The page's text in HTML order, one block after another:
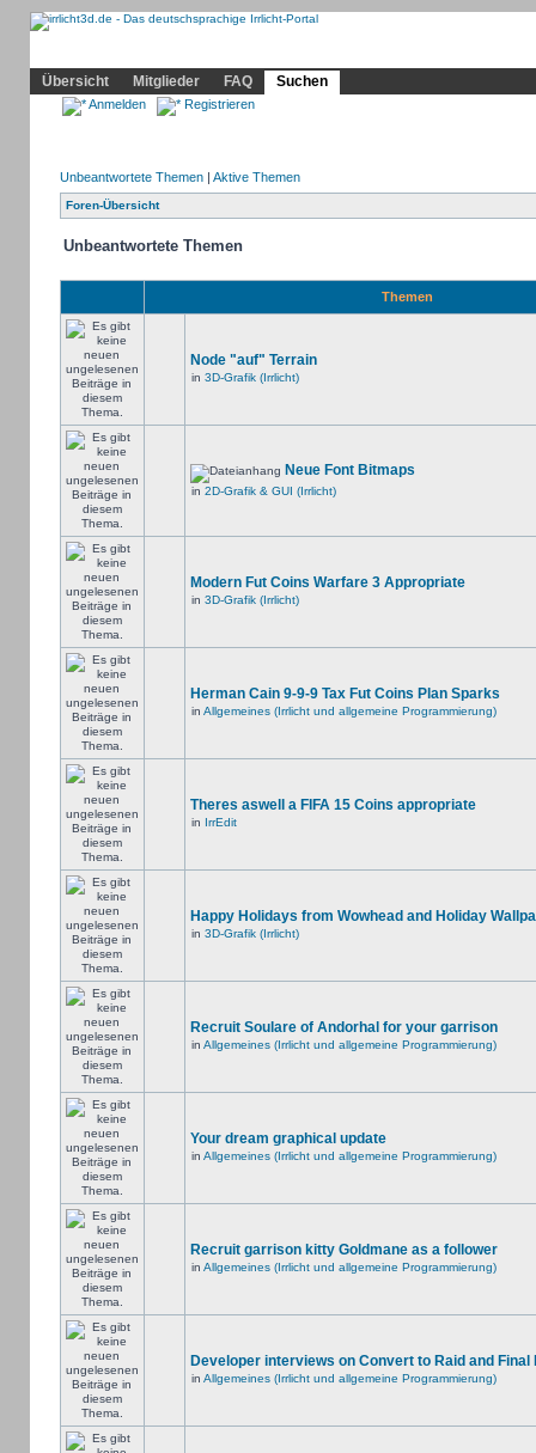
Übersicht
Mitglieder FAQ Suchen
Anmelden Registrieren
Unbeantwortete Themen| Aktive Themen
Foren-Übersicht
Unbeantwortete Themen
Themen
Node "auf" Terrain
in 3D-Grafik (Irrlicht)
Neue Font Bitmaps
in 2D-Grafik & GUI (Irrlicht)
Modern Fut Coins Warfare 3 Appropriate
in 3D-Grafik (Irrlicht)
Herman Cain 9-9-9 Tax Fut Coins Plan Sparks
in Allgemeines (Irrlicht und allgemeine Programmierung)
Theres aswell a FIFA 15 Coins appropriate
in IrrEdit
Happy Holidays from Wowhead and Holiday
in 3D-Grafik (Irrlicht)
Recruit Soulare of Andorhal for your garrison
in Allgemeines (Irrlicht und allgemeine Programmierung)
Your dream graphical update
in Allgemeines (Irrlicht und allgemeine Programmierung)
Recruit garrison kitty Goldmane as a follower
in Allgemeines (Irrlicht und allgemeine Programmierung)
Developer interviews on Convert to Raid and Final
in Allgemeines (Irrlicht und allgemeine Programmierung)